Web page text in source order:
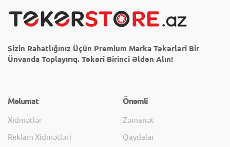
Sizin Rahatlığınız Üçün Premium Marka Təkərləri Bir
Ünvanda Toplayırıq. Təkəri Birinci Əldən Alın!
Məlumat
Xidmətlər
Reklam Xidmətləri
Önəmli
Zəmanət
Qaydalar